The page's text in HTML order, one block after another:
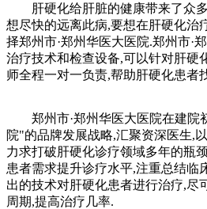
肝硬化给肝脏的健康带来了众多
想尽快的远离此病,要想在肝硬化治
择郑州市·郑州华医大医院.郑州市·
治疗技术和检查设备,可以针对肝硬
师全程一对一负责,帮助肝硬化患者
郑州市·郑州华医大医院在建院
院"的品牌发展战略,汇聚资深医生,
力求打破肝硬化诊疗领域多年的瓶
患者需求提升诊疗水平,注重总结临
出的技术对肝硬化患者进行治疗,尽
周期,提高治疗几率.